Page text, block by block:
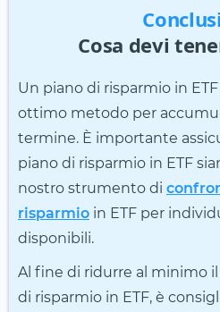
Cosa devi
Un piano di risparmio in
ottimo metodo per
termine. È importante
piano di risparmio in ETF
nostro strumento di
risparmio in ETF per
disponibili.
Al fine di ridurre al minimo
di risparmio in ETF, è